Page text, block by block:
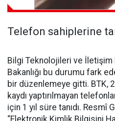
Telefon sahiplerine
Bilgi Teknolojileri ve
Bakanlığı bu durumu fark
bir düzenlemeye gitti. BTK,
kaydı yaptırılmayan
için 1 yıl süre tanıdı. Resmî